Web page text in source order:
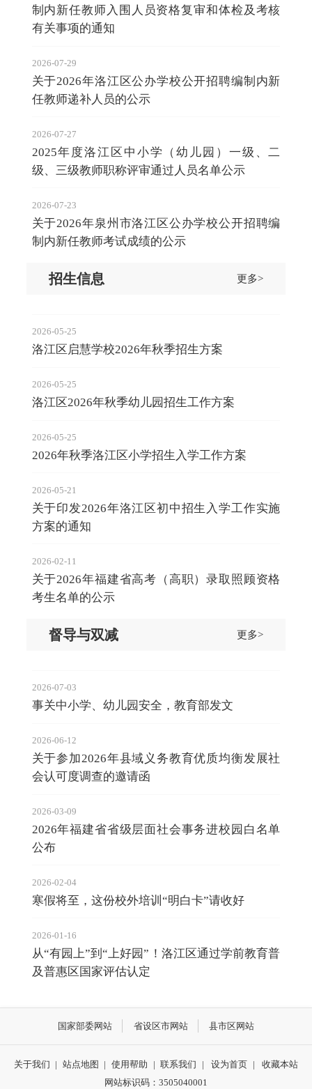
制内新任教师入围人员资格复审和体检及考核
有关事项的通知
2026-07-29
关于2026年洛江区公办学校公开招聘编制内新
任教师递补人员的公示
2026-07-27
2025年度洛江区中小学（幼儿园）一级、二
级、三级教师职称评审通过人员名单公示
2026-07-23
关于2026年泉州市洛江区公办学校公开招聘编
制内新任教师考试成绩的公示
招生信息 更多>
2026-05-25
洛江区启慧学校2026年秋季招生方案
2026-05-25
洛江区2026年秋季幼儿园招生工作方案
2026-05-25
2026年秋季洛江区小学招生入学工作方案
2026-05-21
关于印发2026年洛江区初中招生入学工作实施
方案的通知
2026-02-11
关于2026年福建省高考（高职）录取照顾资格
考生名单的公示
督导与双减 更多>
2026-07-03
事关中小学、幼儿园安全，教育部发文
2026-06-12
关于参加2026年县域义务教育优质均衡发展社
会认可度调查的邀请函
2026-03-09
2026年福建省省级层面社会事务进校园白名单
公布
2026-02-04
寒假将至，这份校外培训“明白卡”请收好
2026-01-16
从“有园上”到“上好园”！洛江区通过学前教育普
及普惠区国家评估认定
国家部委网站 省设区市网站 县市区网站
关于我们 | 站点地图 | 使用帮助 | 联系我们 | 设为首页 |
收藏本站
网站标识码：3505040001